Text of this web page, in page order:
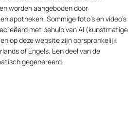
worden aangeboden door
apotheken. Sommige foto’s en video’s
met behulp van AI (kunstmatige
op deze website zijn oorspronkelijk
of Engels. Een deel van de
gegenereerd.